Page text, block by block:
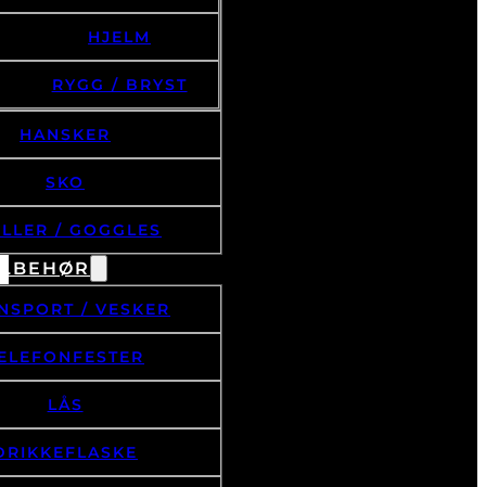
HJELM
RYGG / BRYST
HANSKER
SKO
/ GOGGLES
/ VESKER
LÅS